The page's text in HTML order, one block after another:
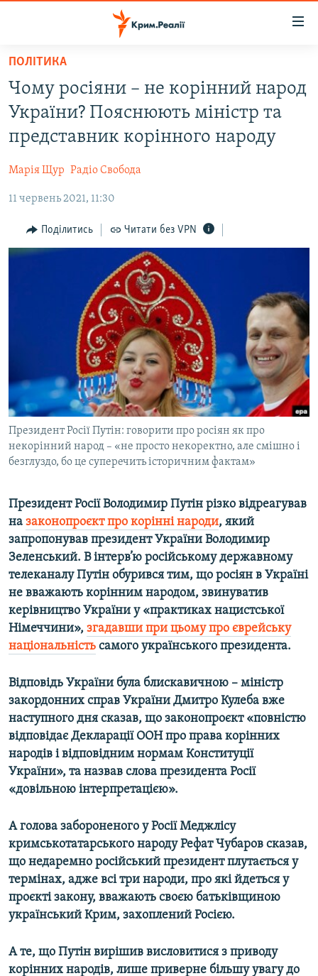
Перейти
основного
матеріалу
Перейти
до
основної
навігації
Перейти
пошуку
ВОДА.КРИМ
ВІДЕО ТА ФОТО
БЛОГИ
ПОГЛЯД
ІНТЕРВ'Ю
ВСЕ ЗА ДЕНЬ
ВІДЕОУРОКИ «ELIFBE»
СВІДЧЕННЯ ОКУПАЦІЇ
УКРАЇНСЬКА ПРОБЛЕМА КРИМУ
ІНФОГРАФІКА
ЯК ОБІЙТИ БЛОКУВАННЯ
ДОЛУЧАЙСЯ!
ПОЛІТИКА
Чому росіяни – не корінний народ
України? Пояснюють міністр та
представник корінного народу
Марія Щур Радіо Свобода
11 червень 2021, 11:30
Поділитись Читати без VPN
Президент Росії Путін: говорити про росіян як про
некорінний народ – «не просто некоректно, але смішно і
безглуздо, бо це суперечить історичним фактам»
Президент Росії Володимир Путін різко відреагував
на законопроєкт про корінні народи, який
запропонував президент України Володимир
Зеленський. В інтерв’ю російському державному
телеканалу Путін обурився тим, що росіян в Україні
не вважають корінним народом, звинуватив
керівництво України у «практиках нацистської
Німеччини», згадавши при цьому про єврейську
національність самого українського президента.
Відповідь України була блискавичною – міністр
закордонних справ України Дмитро Кулеба вже
наступного дня сказав, що законопроєкт «повністю
відповідає Декларації ООН про права корінних
народів і відповідним нормам Конституції
України», та назвав слова президента Росії
«довільною інтерпретацією».
А голова забороненого у Росії Меджлісу
кримськотатарського народу Рефат Чубаров сказав,
що недаремно російський президент плутається у
термінах, адже всі три народи, про які йдеться у
проєкті закону, вважають своєю батьківщиною
український Крим, захоплений Росією.
А те, що Путін вирішив висловитися з приводу
корінних народів, лише приверне більшу увагу до